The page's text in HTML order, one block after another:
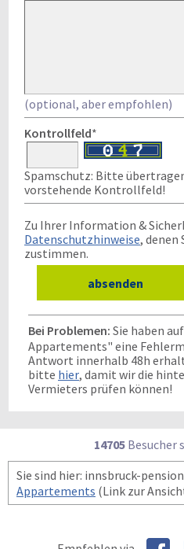
(optional, aber empfohlen)
Kontrollfeld*
Spamschutz: Bitte
vorstehende Kontrollfeld!
Zu Ihrer Information &
Datenschutzhinweise, denen
zustimmen.
Bei Problemen: Sie haben
Appartements" eine
Antwort innerhalb 48h
bitte hier, damit wir die
Vermieters prüfen können!
14705 Besucher
Sie sind hier: innsbruck-
Appartements (Link zur